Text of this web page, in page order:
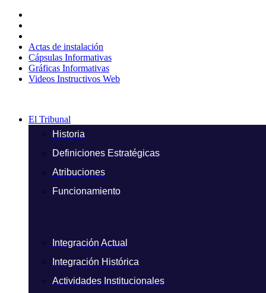
contenido
Actas de instalación
Cápsulas Informativas
Gráficas Informativas
Videos Instructivos Web
El Tribunal
Historia
Definiciones Estratégicas
Atribuciones
Funcionamiento
Integración Actual
Integración Histórica
Actividades Institucionales